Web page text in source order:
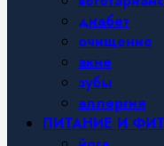
диабет
очищение
акне
зубы
аллергия
ПИТАНИЕ И